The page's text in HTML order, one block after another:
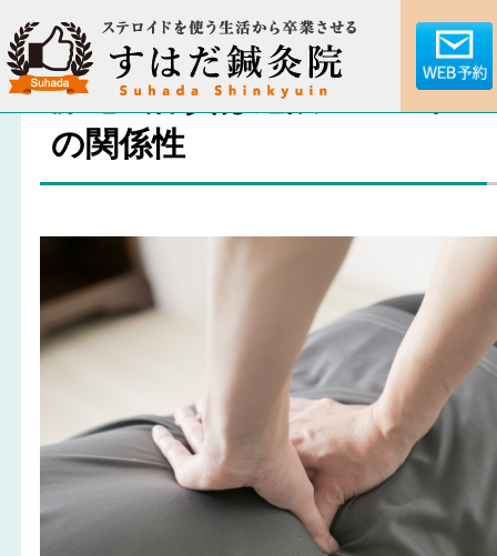
静電気体質は危険？！アト
の関係性